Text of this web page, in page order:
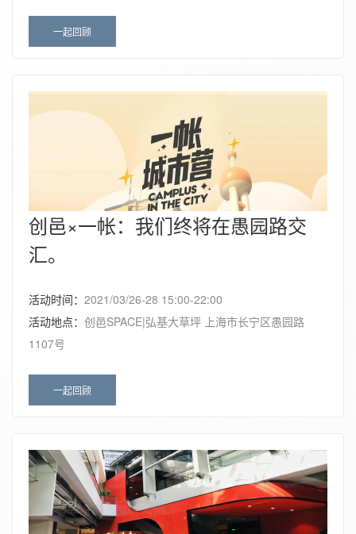
一起回顾
创邑×一帐：我们终将在愚园路交
汇。
活动时间： 2021/03/26-28 15:00-22:00
活动地点： 创邑SPACE|弘基大草坪 上海市长宁区愚园路
1107号
一起回顾